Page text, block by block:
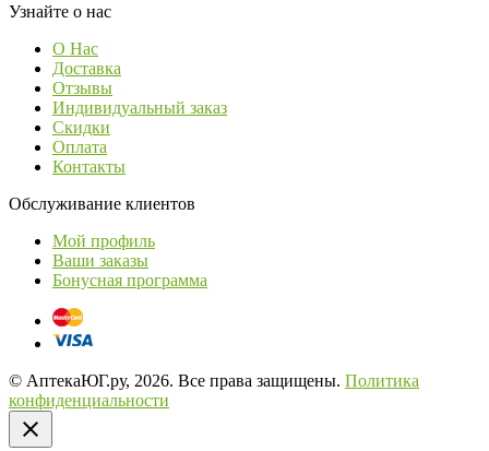
Узнайте о нас
О Нас
Доставка
Отзывы
Индивидуальный заказ
Скидки
Оплата
Контакты
Обслуживание клиентов
Мой профиль
Ваши заказы
Бонусная программа
© АптекаЮГ.ру, 2026. Все права защищены. Политика
конфиденциальности